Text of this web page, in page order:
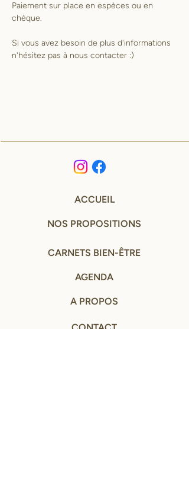
Paiement sur place en espèces ou en
chèque.
Si vous avez besoin de plus d'informations
n'hésitez pas à nous contacter :)
ACCUEIL
NOS PROPOSITIONS
CARNETS BIEN-ÊTRE
AGENDA
A PROPOS
CONTACT